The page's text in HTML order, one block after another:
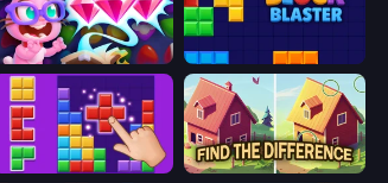
Skydom: Reforged Block Blaster
BlockBuster Puzzle Find The Difference